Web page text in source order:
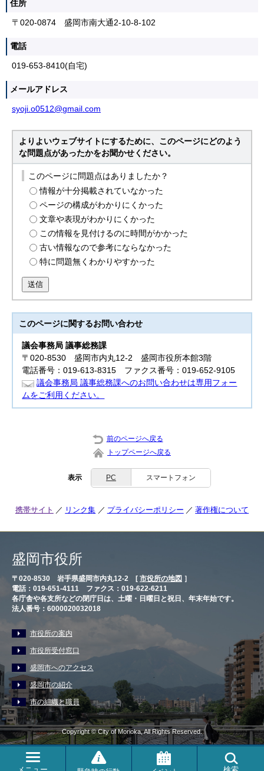
住所
〒020-0874 盛岡市南大通2-10-8-102
電話
019-653-8410(自宅)
メールアドレス
syoji.o0512@gmail.com
よりよいウェブサイトにするために、このページにどのよう
な問題点があったかをお聞かせください。
このページに問題点はありましたか？
情報が十分掲載されていなかった
ページの構成がわかりにくかった
文章や表現がわかりにくかった
この情報を見付けるのに時間がかかった
古い情報なので参考にならなかった
特に問題無くわかりやすかった
送信
このページに関するお問い合わせ
議会事務局 議事総務課
〒020-8530 盛岡市内丸12-2 盛岡市役所本館3階
電話番号：019-613-8315 ファクス番号：019-652-9105
議会事務局 議事総務課へのお問い合わせは専用フォー
ムをご利用ください。
前のページへ戻る
トップページへ戻る
表示 PC スマートフォン
携帯サイト リンク集 プライバシーポリシー 著作権について
盛岡市役所
〒020-8530 岩手県盛岡市内丸12-2 [ 市役所の地図 ］
電話：019-651-4111 ファクス：019-622-6211
各庁舎や各支所などの閉庁日は、土曜・日曜日と祝日、年末年始です。
法人番号：6000020032018
市役所の案内
市役所受付窓口
盛岡市へのアクセス
盛岡市の紹介
市の組織と職員
Copyright © City of Morioka, All Rights Reserved.